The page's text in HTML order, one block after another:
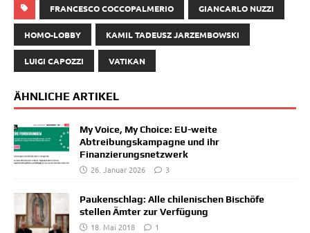
FRANCESCO COCCOPALMERIO GIANCARLO NUZZI
HOMO-LOBBY KAMIL TADEUSZ JARZEMBOWSKI
LUIGI CAPOZZI VATIKAN
ÄHNLICHE ARTIKEL
My Voice, My Choice: EU-weite
Abtreibungskampagne und ihr
Finanzierungsnetzwerk
26. Januar 2026
3
Paukenschlag: Alle chilenischen Bischöfe
stellen Ämter zur Verfügung
18. Mai 2018
1